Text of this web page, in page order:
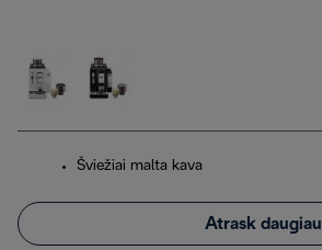
Šviežiai malta kava
Atrask daugiau